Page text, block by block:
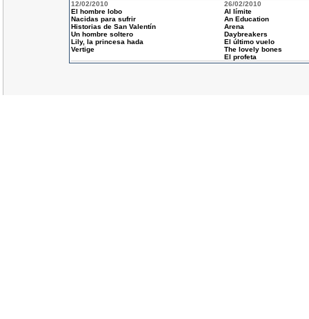
12/02/2010
El hombre lobo
Nacidas para sufrir
Historias de San Valentín
Un hombre soltero
Lily, la princesa hada
Vertige
26/02/2010
Al límite
An Education
Arena
Daybreakers
El último vuelo
The lovely bones
El profeta